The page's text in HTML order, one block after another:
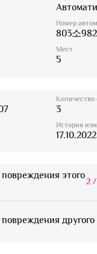
Номер
803소
Мест
5
Количество
3
История
этого
2 /
другого